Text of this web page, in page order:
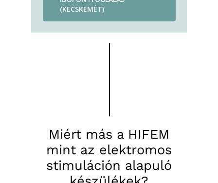
(KECSKEMÉT)
Miért más a HIFEM
mint az elektromos
stimuláción alapuló